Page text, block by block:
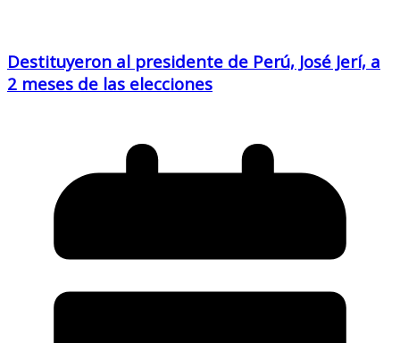
Destituyeron al presidente de Perú, José Jerí, a
2 meses de las elecciones